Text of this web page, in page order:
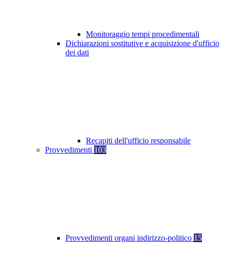
Monitoraggio tempi procedimentali
Dichiarazioni sostitutive e acquisizione d'ufficio
dei dati
Recapiti dell'ufficio responsabile
Provvedimenti 103
Provvedimenti organi indirizzo-politico 15